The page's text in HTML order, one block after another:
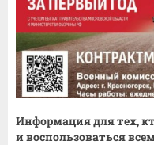
Информация для тех,
и воспользоваться